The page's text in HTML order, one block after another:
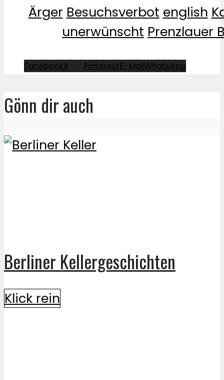
Ärger Besuchsverbot english
unerwünscht Prenzlauer
FacebookX PinterestE-MailWhatsApp
Gönn dir auch
Berliner Kellergeschichten
Klick rein